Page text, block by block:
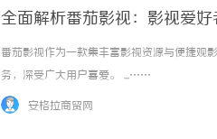
全面解析番茄影视：影视爱
番茄影视作为一款集丰富影视资源与便捷观
务，深受广大用户喜爱。 ...……
安格拉商贸网